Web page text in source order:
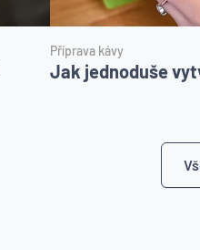
Příprava kávy
Jak jednoduše